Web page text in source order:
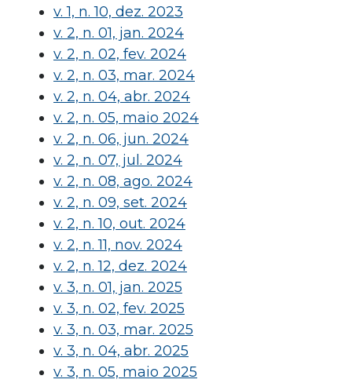
v. 1, n. 10, dez. 2023
v. 2, n. 01, jan. 2024
v. 2, n. 02, fev. 2024
v. 2, n. 03, mar. 2024
v. 2, n. 04, abr. 2024
v. 2, n. 05, maio 2024
v. 2, n. 06, jun. 2024
v. 2, n. 07, jul. 2024
v. 2, n. 08, ago. 2024
v. 2, n. 09, set. 2024
v. 2, n. 10, out. 2024
v. 2, n. 11, nov. 2024
v. 2, n. 12, dez. 2024
v. 3, n. 01, jan. 2025
v. 3, n. 02, fev. 2025
v. 3, n. 03, mar. 2025
v. 3, n. 04, abr. 2025
v. 3, n. 05, maio 2025